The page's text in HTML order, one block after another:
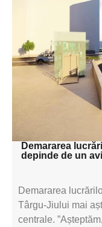
Adaugă
textul
textul
textul
Demararea
depinde de un
Demararea
Târgu-Jiului mai
centrale.